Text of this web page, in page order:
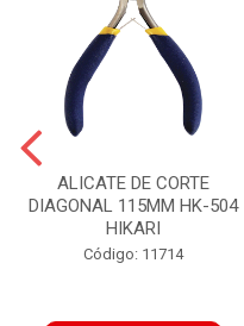
ALICATE DE CORTE
DIAGONAL 115MM HK-504
HIKARI
Código: 11714